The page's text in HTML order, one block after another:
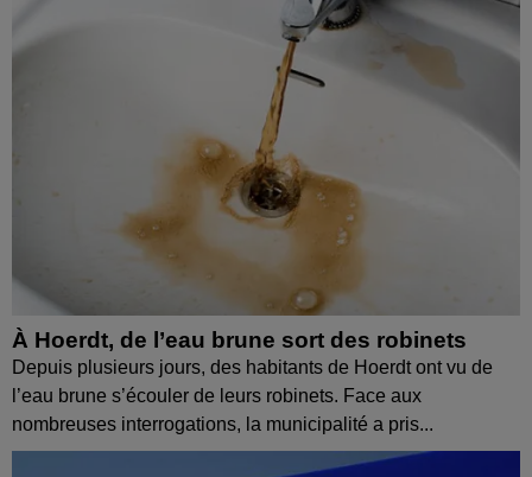
À Hoerdt, de l’eau brune sort des robinets
Depuis plusieurs jours, des habitants de Hoerdt ont vu de
l’eau brune s’écouler de leurs robinets. Face aux
nombreuses interrogations, la municipalité a pris...